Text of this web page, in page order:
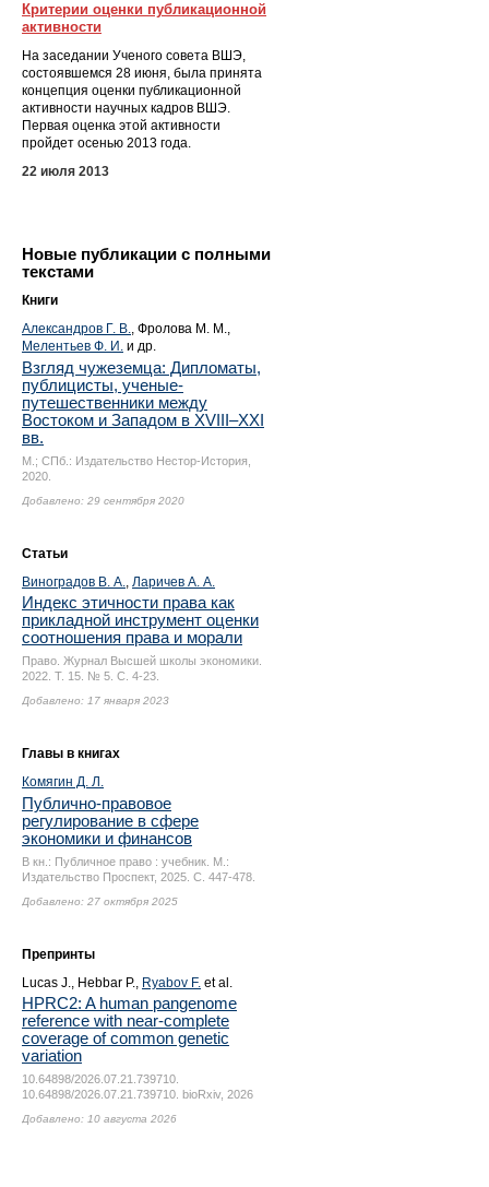
Критерии оценки публикационной
активности
На заседании Ученого совета ВШЭ,
состоявшемся 28 июня, была принята
концепция оценки публикационной
активности научных кадров ВШЭ.
Первая оценка этой активности
пройдет осенью 2013 года.
22 июля 2013
Новые публикации с полными
текстами
Книги
Александров Г. В., Фролова М. М.,
Мелентьев Ф. И. и др.
Взгляд чужеземца: Дипломаты,
публицисты, ученые-
путешественники между
Востоком и Западом в XVIII–XXI
вв.
М.; СПб.: Издательство Нестор-История,
2020.
Добавлено: 29 сентября 2020
Статьи
Виноградов В. А.
Ларичев А. А.
Индекс этичности права как
прикладной инструмент оценки
соотношения права и морали
Право. Журнал Высшей школы экономики.
2022. Т. 15. № 5. С. 4-23.
Добавлено: 17 января 2023
Главы в книгах
Комягин Д. Л.
Публично-правовое
регулирование в сфере
экономики и финансов
В кн.: Публичное право : учебник. М.:
Издательство Проспект, 2025. С. 447-478.
Добавлено: 27 октября 2025
Препринты
Lucas J., Hebbar P., Ryabov F. et al.
HPRC2: A human pangenome
reference with near-complete
coverage of common genetic
variation
10.64898/2026.07.21.739710.
10.64898/2026.07.21.739710. bioRxiv, 2026
Добавлено: 10 августа 2026